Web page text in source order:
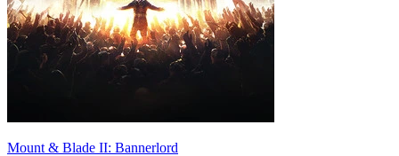
Mount & Blade II: Bannerlord